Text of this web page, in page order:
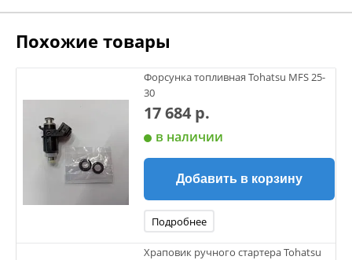
Похожие товары
Форсунка топливная Tohatsu MFS 25-
30
17 684 р.
в наличии
Добавить в корзину
Подробнее
Храповик ручного стартера Tohatsu